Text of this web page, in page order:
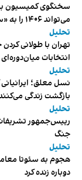
سخنگوی کمیسیون
می‌تواند ۱۴۰۶ را به «سال کشتار بیماران» تبدیل کند
تحلیل
تهران با طولانی
انتخابات
تحلیل
نسل معلق؛
بازگشت زندگی
تحلیل
رییس‌جمهور
جنگ
تحلیل
هجوم به سئوتا
دوباره زنده کرد